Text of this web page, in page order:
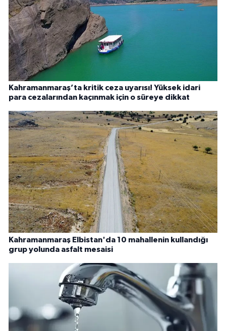
Kahramanmaraş’ta kritik ceza uyarısı! Yüksek idari
para cezalarından kaçınmak için o süreye dikkat
Kahramanmaraş Elbistan'da 10 mahallenin kullandığı
grup yolunda asfalt mesaisi